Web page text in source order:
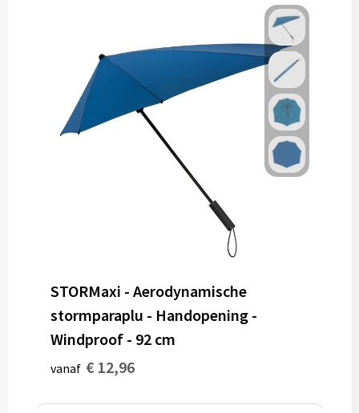
STORMaxi - Aerodynamische
stormparaplu - Handopening -
Windproof - 92 cm
vanaf € 12,96